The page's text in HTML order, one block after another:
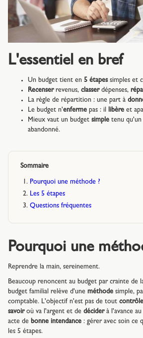
L'essentiel en bref
Un budget tient en 5 étapessimples et
Recenserrevenus, classerdépenses,
La règle de répartition : une part à
Le budget n'enferme pas : il libère et
Mieux vaut un budget simple tenu qu'un
abandonné.
Sommaire
Pourquoi une méthode ?
Les 5 étapes
Questions fréquentes
Pourquoi une
Reprendre la main, sereinement.
Beaucoup renoncent au budget par crainte de
budget familial relève d'une méthode simple,
comptable. L'objectif n'est pas de tout
savoiroù va l'argent et de déciderà l'avance
acte de bonne intendance : gérer avec soin ce
les 5 étapes.